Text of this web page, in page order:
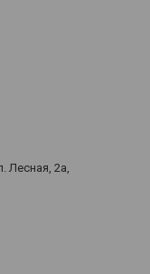
Лесная, 2а,